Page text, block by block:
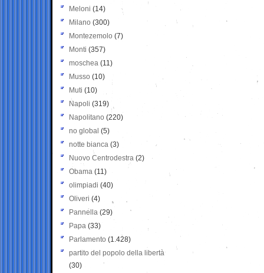
Meloni (14)
Milano (300)
Montezemolo (7)
Monti (357)
moschea (11)
Musso (10)
Muti (10)
Napoli (319)
Napolitano (220)
no global (5)
notte bianca (3)
Nuovo Centrodestra (2)
Obama (11)
olimpiadi (40)
Oliveri (4)
Pannella (29)
Papa (33)
Parlamento (1.428)
partito del popolo della libertà
(30)